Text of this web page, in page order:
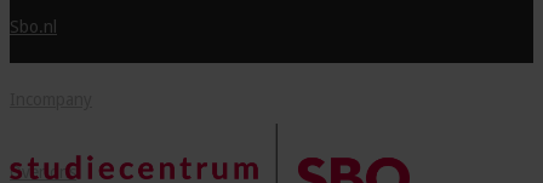
Sbo.nl
Over ons